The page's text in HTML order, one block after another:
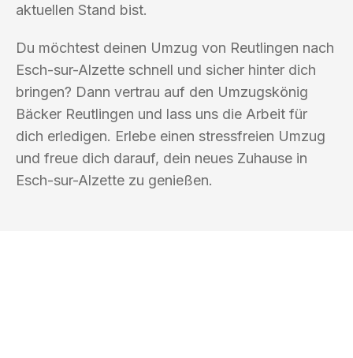
aktuellen Stand bist.
Du möchtest deinen Umzug von Reutlingen nach
Esch-sur-Alzette schnell und sicher hinter dich
bringen? Dann vertrau auf den Umzugskönig
Bäcker Reutlingen und lass uns die Arbeit für
dich erledigen. Erlebe einen stressfreien Umzug
und freue dich darauf, dein neues Zuhause in
Esch-sur-Alzette zu genießen.